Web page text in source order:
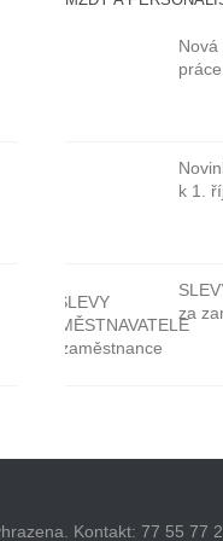
Nová
k 1.
za
Kontakt: 77 55 77